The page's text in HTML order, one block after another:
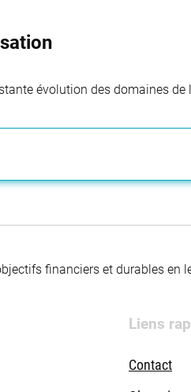
évolution des domaines
financiers et durables
Liens
Contact